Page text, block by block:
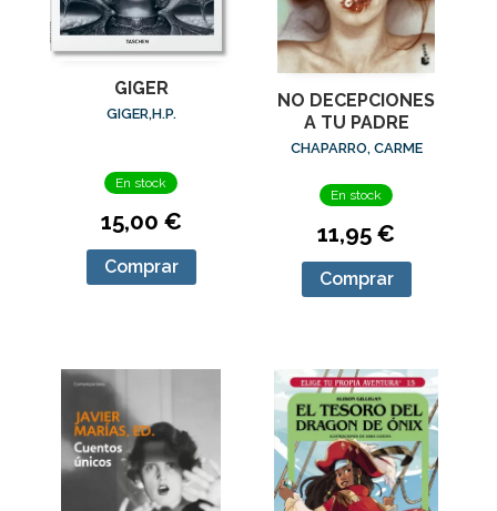
GIGER
GIGER,H.P.
En stock
15,00 €
Comprar
NO DECEPCIONES
A TU PADRE
CHAPARRO, CARME
En stock
11,95 €
Comprar